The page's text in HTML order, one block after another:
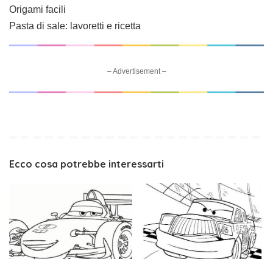
Origami facili
Pasta di sale: lavoretti e ricetta
– Advertisement –
Ecco cosa potrebbe interessarti